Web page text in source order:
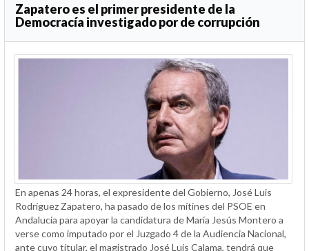
Zapatero es el primer presidente de la
Democracía investigado por de corrupción
En apenas 24 horas, el expresidente del Gobierno, José Luis
Rodríguez Zapatero, ha pasado de los mítines del PSOE en
Andalucía para apoyar la candidatura de María Jesús Montero a
verse como imputado por el Juzgado 4 de la Audiencia Nacional,
ante cuyo titular, el magistrado José Luis Calama, tendrá que